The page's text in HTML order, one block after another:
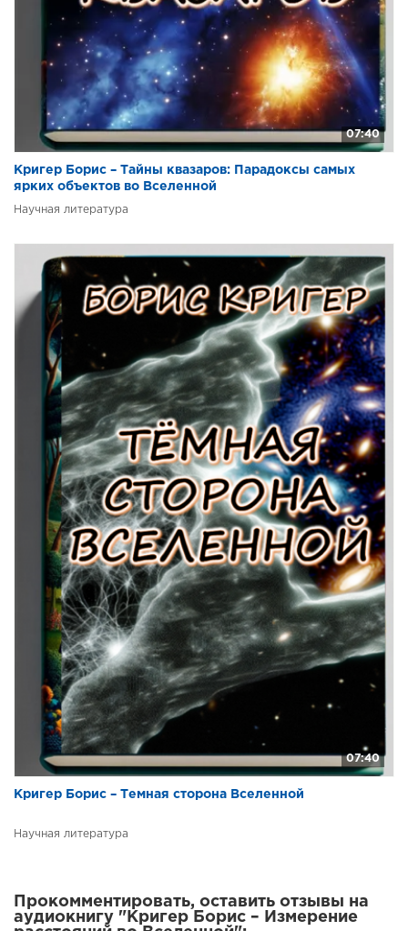
07:40
Кригер Борис – Тайны квазаров: Парадоксы самых
ярких объектов во Вселенной
Научная литература
07:40
Кригер Борис – Темная сторона Вселенной
Научная литература
Прокомментировать, оставить отзывы на
аудиокнигу "Кригер Борис – Измерение